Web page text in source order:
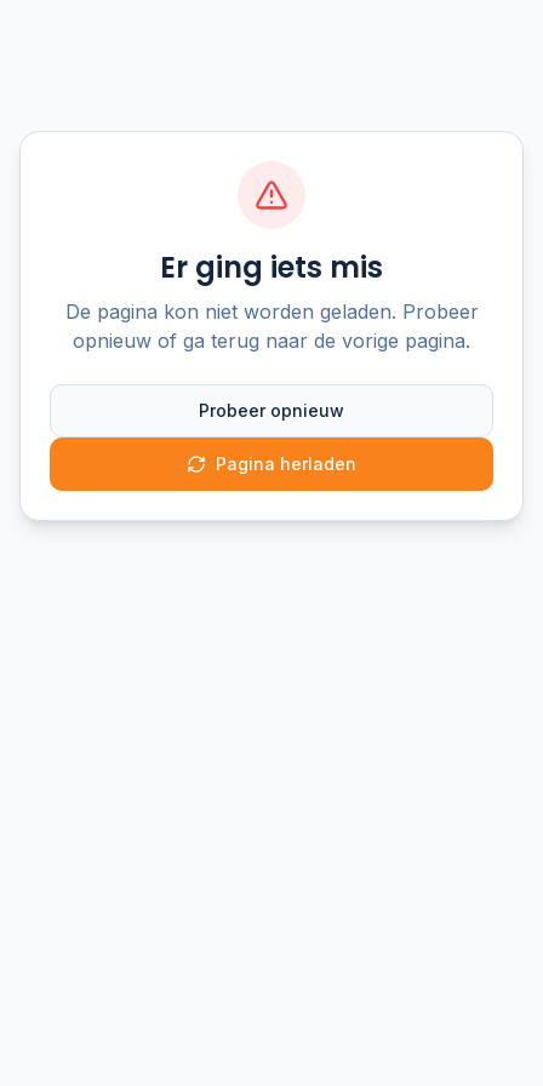
Er ging iets mis
De pagina kon niet worden geladen. Probeer
opnieuw of ga terug naar de vorige pagina.
Probeer opnieuw
Pagina herladen